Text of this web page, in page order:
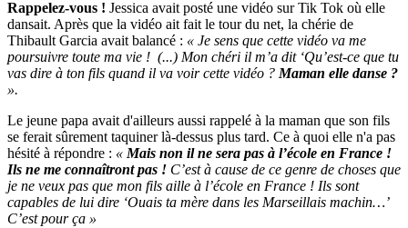
Rappelez-vous ! Jessica avait posté une vidéo sur Tik Tok où elle
dansait. Après que la vidéo ait fait le tour du net, la chérie de
Thibault Garcia avait balancé : « Je sens que cette vidéo va me
poursuivre toute ma vie ! (...) Mon chéri il m’a dit ‘Qu’est-ce que tu
vas dire à ton fils quand il va voir cette vidéo ? Maman elle danse ?
».
Le jeune papa avait d'ailleurs aussi rappelé à la maman que son fils
se ferait sûrement taquiner là-dessus plus tard. Ce à quoi elle n'a pas
hésité à répondre : « Mais non il ne sera pas à l’école en France !
Ils ne me connaîtront pas ! C’est à cause de ce genre de choses que
je ne veux pas que mon fils aille à l’école en France ! Ils sont
capables de lui dire ‘Ouais ta mère dans les Marseillais machin…’
C’est pour ça »